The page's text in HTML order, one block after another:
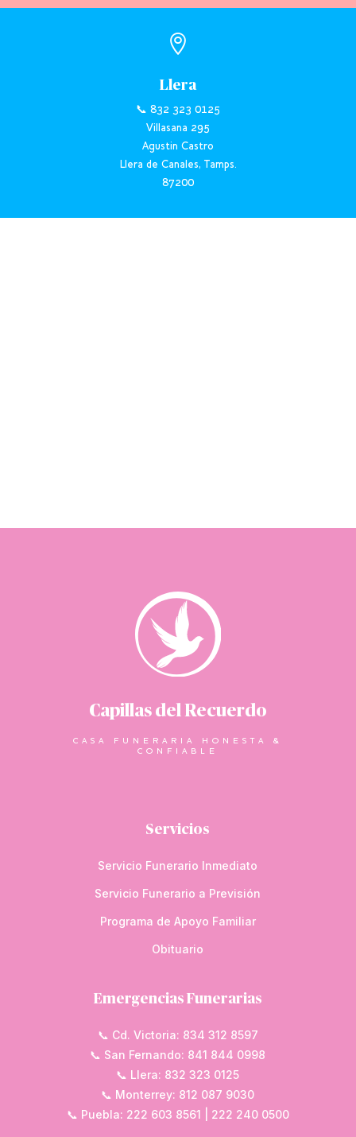

Llera
📞 832 323 0125
Villasana 295
Agustin Castro
Llera de Canales, Tamps.
87200
Capillas del Recuerdo
CASA FUNERARIA HONESTA &
CONFIABLE
Servicios
Servicio Funerario Inmediato
Servicio Funerario a Previsión
Programa de Apoyo Familiar
Obituario
Emergencias Funerarias
📞 Cd. Victoria: 834 312 8597
📞 San Fernando: 841 844 0998
📞 Llera: 832 323 0125
📞 Monterrey: 812 087 9030
📞 Puebla: 222 603 8561 | 222 240 0500